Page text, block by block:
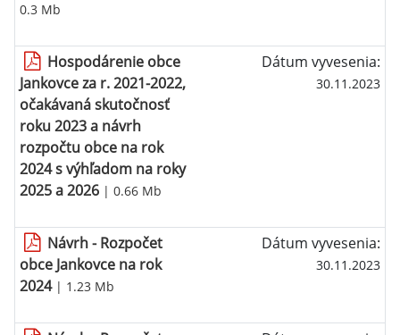
0.3 Mb
Hospodárenie obce
Jankovce za r. 2021-2022,
očakávaná skutočnosť
roku 2023 a návrh
rozpočtu obce na rok
2024 s výhľadom na roky
2025 a 2026 | 0.66 Mb
Dátum vyvesenia:
30.11.2023
Návrh - Rozpočet
obce Jankovce na rok
2024| 1.23 Mb
Dátum vyvesenia:
30.11.2023